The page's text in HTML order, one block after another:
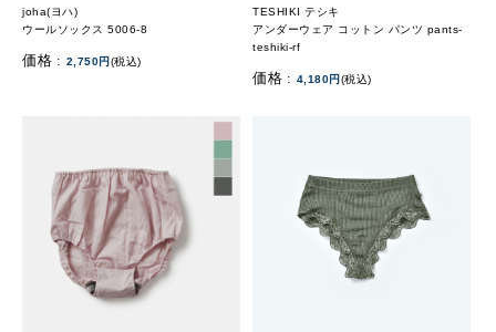
joha(ヨハ)
ウールソックス 5006-8
価格 : 2,750円(税込)
TESHIKI テシキ
アンダーウェア コットン パンツ pants-
teshiki-rf
価格 : 4,180円(税込)